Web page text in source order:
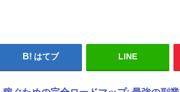
はてブ LINE